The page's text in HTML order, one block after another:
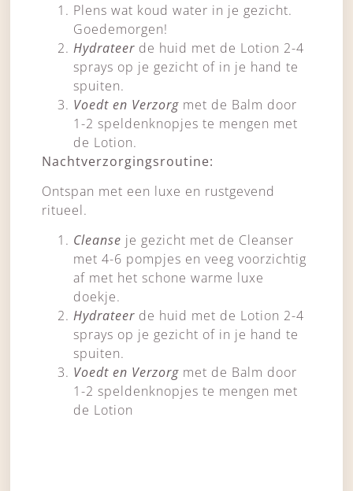
Plens wat koud water in je gezicht.
Goedemorgen!
Hydrateer de huid met de Lotion 2-4
sprays op je gezicht of in je hand te
spuiten.
Voedt en Verzorg met de Balm door
1-2 speldenknopjes te mengen met
de Lotion.
Nachtverzorgingsroutine:
Ontspan met een luxe en rustgevend
ritueel.
Cleanse je gezicht met de Cleanser
met 4-6 pompjes en veeg voorzichtig
af met het schone warme luxe
doekje.
Hydrateer de huid met de Lotion 2-4
sprays op je gezicht of in je hand te
spuiten.
Voedt en Verzorg met de Balm door
1-2 speldenknopjes te mengen met
de Lotion